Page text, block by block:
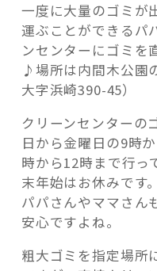
一度に大量のゴミが
運ぶことができるパ
ンセンターにゴミを
♪場所は内間木公園
大字浜崎390-45）
クリーンセンターの
日から金曜日の9時
時から12時まで行
末年始はお休みです
パパさんやママさん
安心ですよね。
粗大ゴミを指定場所